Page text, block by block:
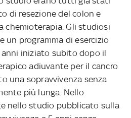
di resezione del colon e
chemioterapia. Gli studiosi
un programma di esercizio
iniziato subito dopo il
adiuvante per il cancro
una sopravvivenza senza
più lunga. Nello
nello studio pubblicato sulla